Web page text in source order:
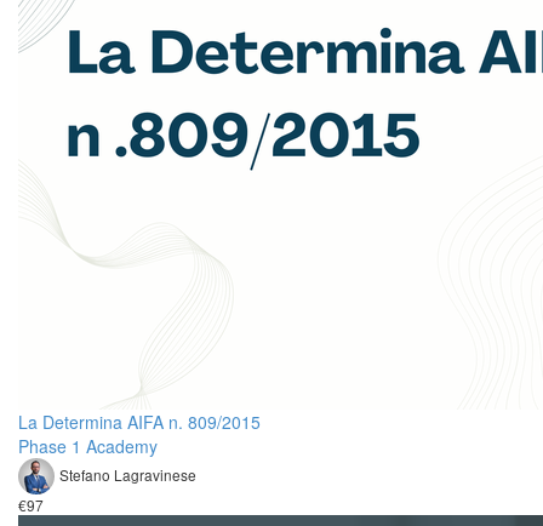
La Determina AIFA n. 809/2015
Phase 1 Academy
Stefano Lagravinese
€97